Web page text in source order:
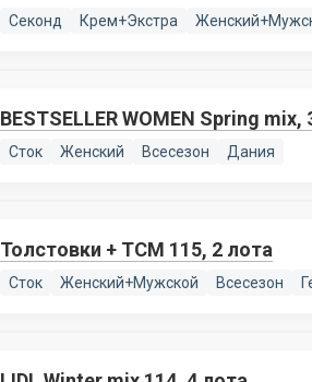
Секонд Крем+Экстра
BESTSELLER WOMEN Spring mix,
Сток Женский Всесезон Дания
Толстовки + TCM 115, 2 лота
Сток Женский+Мужской Всесезон